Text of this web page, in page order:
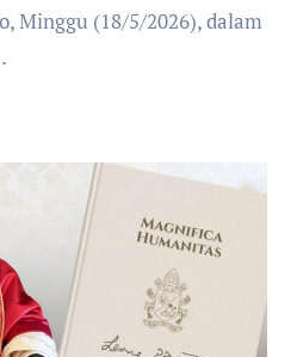
Minggu (18/5/2026), dalam